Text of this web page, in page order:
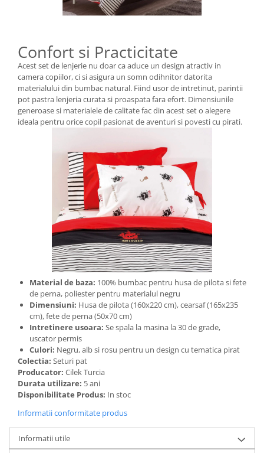
Confort si Practicitate
Acest set de lenjerie nu doar ca aduce un design atractiv in
camera copiilor, ci si asigura un somn odihnitor datorita
materialului din bumbac natural. Fiind usor de intretinut, parintii
pot pastra lenjeria curata si proaspata fara efort. Dimensiunile
generoase si materialele de calitate fac din acest set o alegere
ideala pentru orice copil pasionat de aventuri si povesti cu pirati.
Material de baza: 100% bumbac pentru husa de pilota si fete
de perna, poliester pentru materialul negru
Dimensiuni: Husa de pilota (160x220 cm), cearsaf (165x235
cm), fete de perna (50x70 cm)
Intretinere usoara: Se spala la masina la 30 de grade,
uscator permis
Culori: Negru, alb si rosu pentru un design cu tematica pirat
Colectia: Seturi pat
Producator: Cilek Turcia
Durata utilizare: 5 ani
Disponibilitate Produs: In stoc
Informatii conformitate produs
Informatii utile